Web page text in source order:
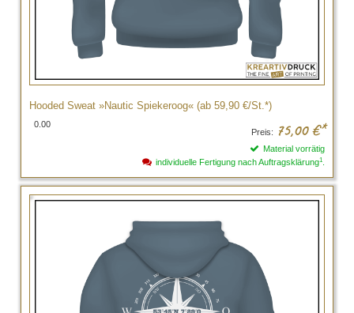
Hooded Sweat »Nautic Spiekeroog« (ab 59,90 €/St.*)
0.00
Preis: 75,00 €*
Material vorrätig
individuelle Fertigung nach Auftragsklärung1